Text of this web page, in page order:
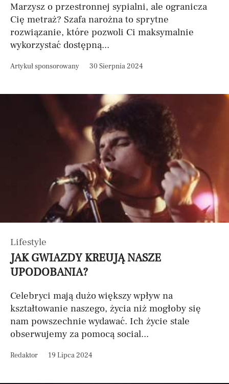
Marzysz o przestronnej sypialni, ale ogranicza
Cię metraż? Szafa narożna to sprytne
rozwiązanie, które pozwoli Ci maksymalnie
wykorzystać dostępną...
Artykuł sponsorowany 30 Sierpnia 2024
Lifestyle
JAK GWIAZDY KREUJĄ NASZE
UPODOBANIA?
Celebryci mają dużo większy wpływ na
kształtowanie naszego, życia niż mogłoby się
nam powszechnie wydawać. Ich życie stale
obserwujemy za pomocą social...
Redaktor 19 Lipca 2024